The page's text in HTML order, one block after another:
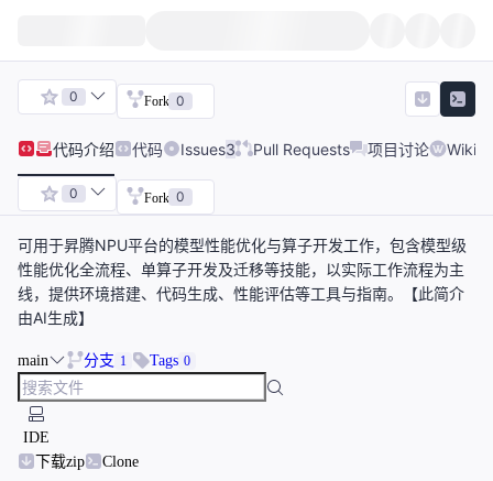
0 Fork 0
代码介绍 代码 Issues3 Pull Requests 项目讨论 Wiki
0 Fork 0
可用于昇腾NPU平台的模型性能优化与算子开发工作，包含模型级
性能优化全流程、单算子开发及迁移等技能，以实际工作流程为主
线，提供环境搭建、代码生成、性能评估等工具与指南。【此简介
由AI生成】
main 分支 1 Tags 0
IDE
下载zip
Clone